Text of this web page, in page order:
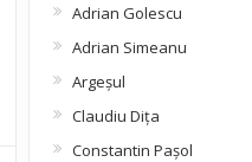
Adrian Golescu
Adrian Simeanu
Argeşul
Claudiu Diţa
Constantin Pașol